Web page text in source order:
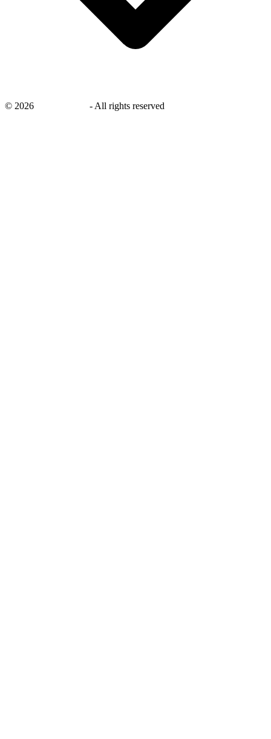
© 2026 - All rights reserved